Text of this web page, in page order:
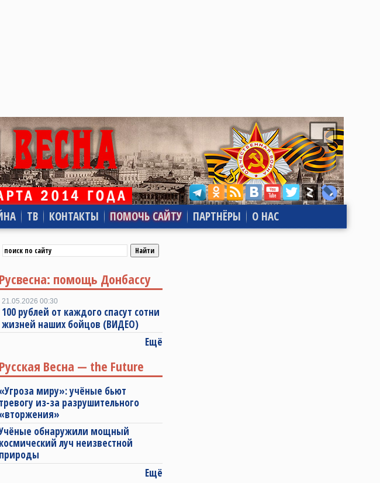
ТВ КОНТАКТЫ ПОМОЧЬ САЙТУ ПАРТНЁРЫ О НАС
Русвесна: помощь Донбассу
21.05.2026 00:30
100 рублей от каждого спасут сотни
жизней наших бойцов (ВИДЕО)
Ещё
Русская Весна — the Future
«Угроза миру»: учёные бьют
тревогу из-за разрушительного
«вторжения»
обнаружили мощный
космический луч неизвестной
природы
Ещё